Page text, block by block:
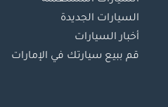
السيارات الجديدة
أخبار السيارات
قم ببيع سيارتك في الإمارات